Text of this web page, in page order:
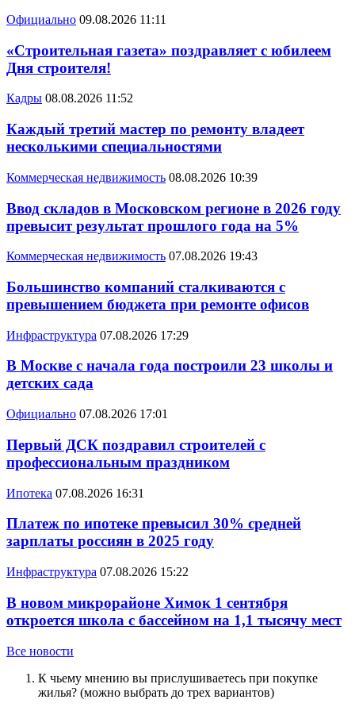
Официально 09.08.2026 11:11
«Строительная газета» поздравляет с юбилеем
Дня строителя!
Кадры 08.08.2026 11:52
Каждый третий мастер по ремонту владеет
несколькими специальностями
Коммерческая недвижимость 08.08.2026 10:39
Ввод складов в Московском регионе в 2026 году
превысит результат прошлого года на 5%
Коммерческая недвижимость 07.08.2026 19:43
Большинство компаний сталкиваются с
превышением бюджета при ремонте офисов
Инфраструктура 07.08.2026 17:29
В Москве с начала года построили 23 школы и
детских сада
Официально 07.08.2026 17:01
Первый ДСК поздравил строителей с
профессиональным праздником
Ипотека 07.08.2026 16:31
Платеж по ипотеке превысил 30% средней
зарплаты россиян в 2025 году
Инфраструктура 07.08.2026 15:22
В новом микрорайоне Химок 1 сентября
откроется школа с бассейном на 1,1 тысячу мест
Все новости
К чьему мнению вы прислушиваетесь при покупке
жилья? (можно выбрать до трех вариантов)